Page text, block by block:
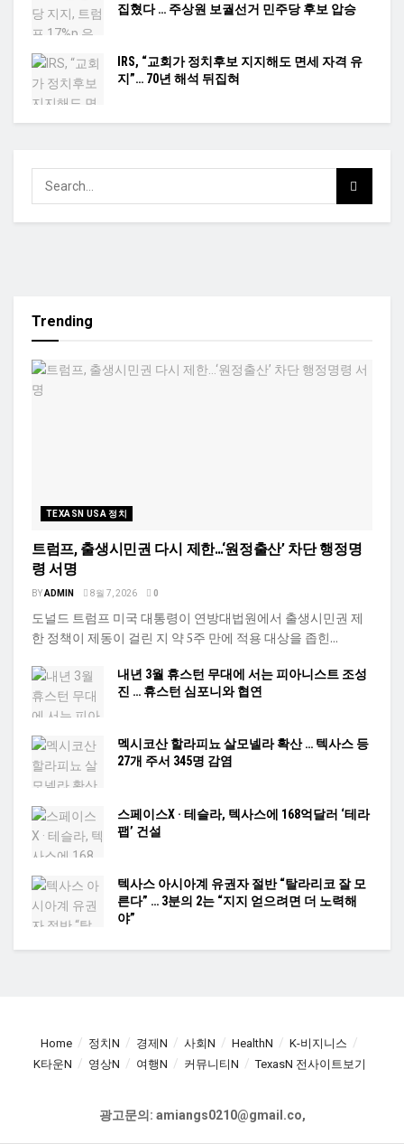
집혔다 … 주상원 보궐선거 민주당 후보 압승
IRS, “교회가 정치후보 지지해도 면세 자격 유
지”… 70년 해석 뒤집혀
Trending
TEXASN USA 정치
트럼프, 출생시민권 다시 제한…‘원정출산’ 차단 행정명
령 서명
BYADMIN 8월 7, 2026 0
도널드 트럼프 미국 대통령이 연방대법원에서 출생시민권 제
한 정책이 제동이 걸린 지 약 5주 만에 적용 대상을 좁힌...
내년 3월 휴스턴 무대에 서는 피아니스트 조성
진 … 휴스턴 심포니와 협연
멕시코산 할라피뇨 살모넬라 확산 … 텍사스 등
27개 주서 345명 감염
스페이스X · 테슬라, 텍사스에 168억달러 ‘테라
팹’ 건설
텍사스 아시아계 유권자 절반 “탈라리코 잘 모
른다” … 3분의 2는 “지지 얻으려면 더 노력해
야”
Home 정치N 경제N 사회N HealthN
K-비지니스
K타운N
영상N 여행N 커뮤니티N TexasN 전사이트보기
광고문의: amiangs0210@gmail.co,